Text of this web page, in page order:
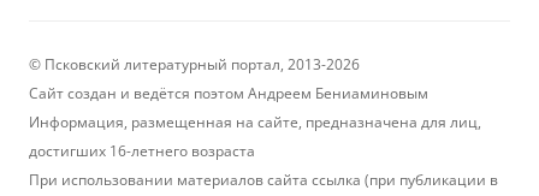
© Псковский литературный портал, 2013-2026
Сайт создан и ведётся поэтом Андреем Бениаминовым
Информация, размещенная на сайте, предназначена для лиц,
достигших 16-летнего возраста
При использовании материалов сайта ссылка (при публикации в